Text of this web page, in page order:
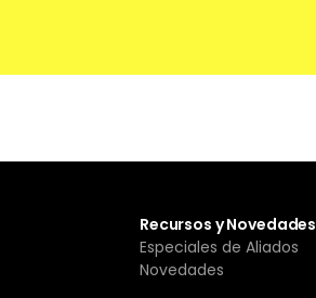
Recursos y Novedades
Especiales de Aliados
Novedades